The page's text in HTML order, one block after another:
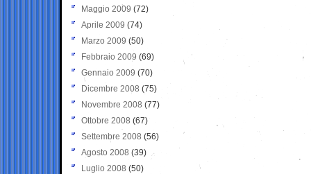
Maggio 2009 (72)
Aprile 2009 (74)
Marzo 2009 (50)
Febbraio 2009 (69)
Gennaio 2009 (70)
Dicembre 2008 (75)
Novembre 2008 (77)
Ottobre 2008 (67)
Settembre 2008 (56)
Agosto 2008 (39)
Luglio 2008 (50)